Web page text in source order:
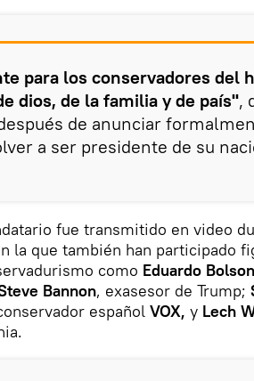
para los conservadores del
dios, de la familia y de país",
de anunciar
a ser presidente de su
fue transmitido en video
la que también han participado
como Eduardo
Bannon, exasesor de Trump;
español VOX, y Lech